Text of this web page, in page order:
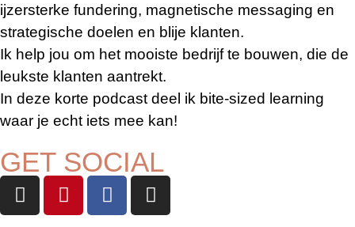
ijzersterke fundering, magnetische messaging en
strategische doelen en blije klanten.
Ik help jou om het mooiste bedrijf te bouwen, die de
leukste klanten aantrekt.
In deze korte podcast deel ik bite-sized learning
waar je echt iets mee kan!
GET SOCIAL